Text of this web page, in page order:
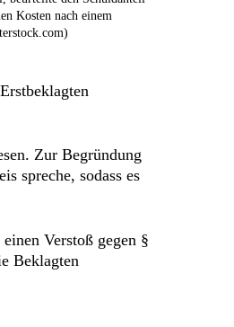
Kosten nach einem
Zur Begründung
spreche, sodass es
Verstoß gegen §
Beklagten